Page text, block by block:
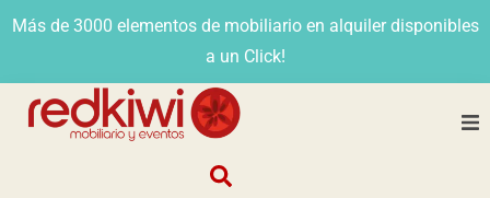
Más de 3000 elementos de mobiliario en alquiler disponibles
a un Click!